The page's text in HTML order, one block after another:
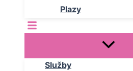
Plazy
Služby